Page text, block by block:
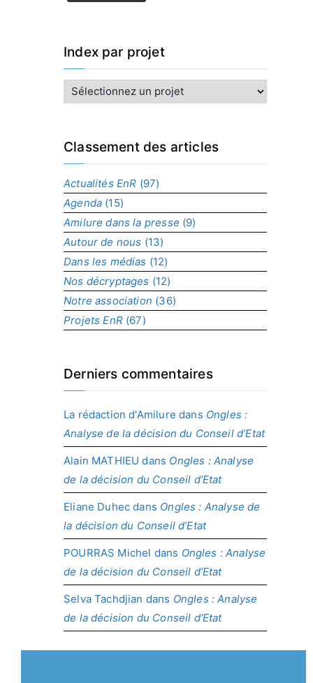
Index par projet
n
x
r
p
r
o
j
e
t
Classement des articles
Actualités EnR (97)
Agenda (15)
Amilure dans la presse (9)
Autour de nous (13)
Dans les médias (12)
Nos décryptages (12)
Notre association (36)
Projets EnR(67)
Derniers commentaires
La rédaction d'Amilure dans Ongles :
Analyse de la décision du Conseil d’Etat
Alain MATHIEU dans Ongles : Analyse
de la décision du Conseil d’Etat
Eliane Duhec dans Ongles : Analyse de
la décision du Conseil d’Etat
POURRAS Michel dans Ongles : Analyse
de la décision du Conseil d’Etat
Selva Tachdjian dans Ongles : Analyse
de la décision du Conseil d’Etat